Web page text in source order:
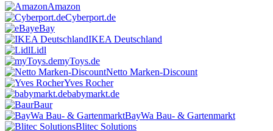
Amazon
Cyberport.de
eBay
IKEA Deutschland
Lidl
myToys.de
Netto Marken-Discount
Yves Rocher
babymarkt.de
Baur
BayWa Bau- & Gartenmarkt
Blitec Solutions